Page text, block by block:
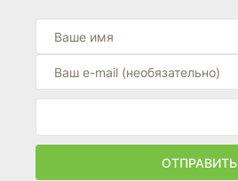
(2026)
0
Большие ошибки
ОТПРАВИТЬ